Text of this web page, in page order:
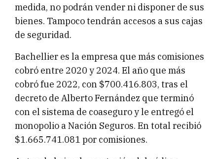
medida, no podrán vender ni disponer de sus
bienes. Tampoco tendrán accesos a sus cajas
de seguridad.
Bachellier es la empresa que más comisiones
cobró entre 2020 y 2024. El año que más
cobró fue 2022, con $700.416.803, tras el
decreto de Alberto Fernández que terminó
con el sistema de coaseguro y le entregó el
monopolio a Nación Seguros. En total recibió
$1.665.741.081 por comisiones.